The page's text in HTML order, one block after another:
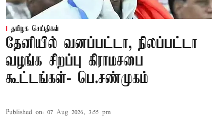
தமிழக செய்திகள்
தேனியில் வனப்பட்டா, நிலப்பட்டா
வழங்க சிறப்பு கிராமசபை
கூட்டங்கள்- பெ.சண்முகம்
Published on: 07 Aug 2026, 3:55 pm